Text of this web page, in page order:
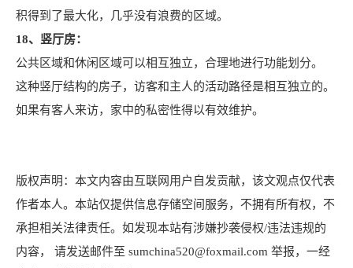
积得到了最大化，几乎没有浪费的区域。
18、竖厅房：
公共区域和休闲区域可以相互独立，合理地进行功能划分。
这种竖厅结构的房子，访客和主人的活动路径是相互独立的。
如果有客人来访，家中的私密性得以有效维护。
版权声明：本文内容由互联网用户自发贡献，该文观点仅代表
作者本人。本站仅提供信息存储空间服务，不拥有所有权，不
承担相关法律责任。如发现本站有涉嫌抄袭侵权/违法违规的
内容， 请发送邮件至 sumchina520@foxmail.com 举报，一经